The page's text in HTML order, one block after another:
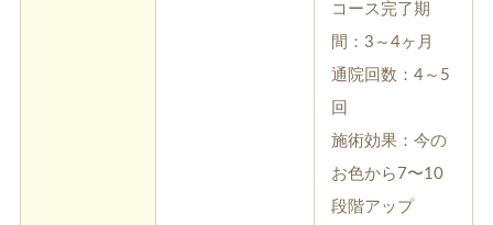
コース完了期
間：3～4ヶ月
通院回数：4～5
回
施術効果：今の
お色から7〜10
段階アップ